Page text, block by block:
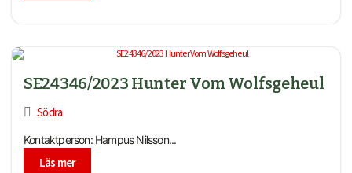
SE24346/2023 Hunter Vom Wolfsgeheul
Södra
Kontaktperson: Hampus Nilsson...
Läs mer